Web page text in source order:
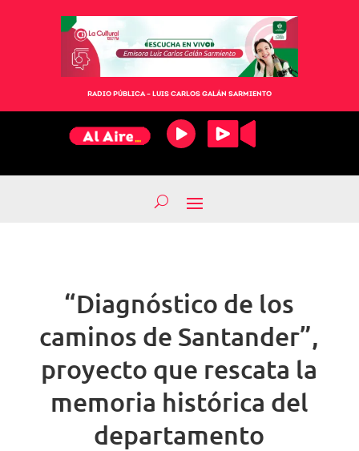
RADIO PÚBLICA – LUIS CARLOS GALÁN SARMIENTO
“Diagnóstico de los
caminos de Santander”,
proyecto que rescata la
memoria histórica del
departamento